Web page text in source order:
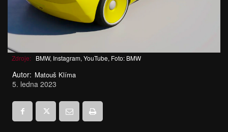
Zdroje: BMW, Instagram, YouTube, Foto: BMW
Autor: Matouš Klíma
5. ledna 2023